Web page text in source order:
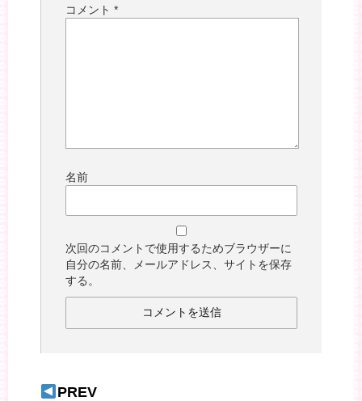
コメント *
名前
次回のコメントで使用するためブラウザーに
自分の名前、メールアドレス、サイトを保存
する。
PREV